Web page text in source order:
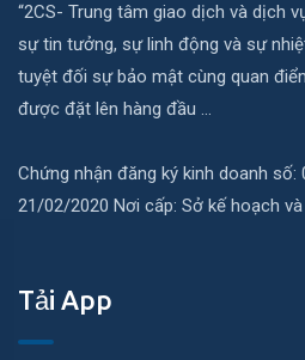
“2CS- Trung tâm giao dịch và dịch
sự tin tưởng, sự linh động và sự
tuyệt đối sự bảo mật cùng quan
được đặt lên hàng đầu ...
Chứng nhận đăng ký kinh doanh số:
21/02/2020 Nơi cấp: Sở kế hoạch và
Tải App